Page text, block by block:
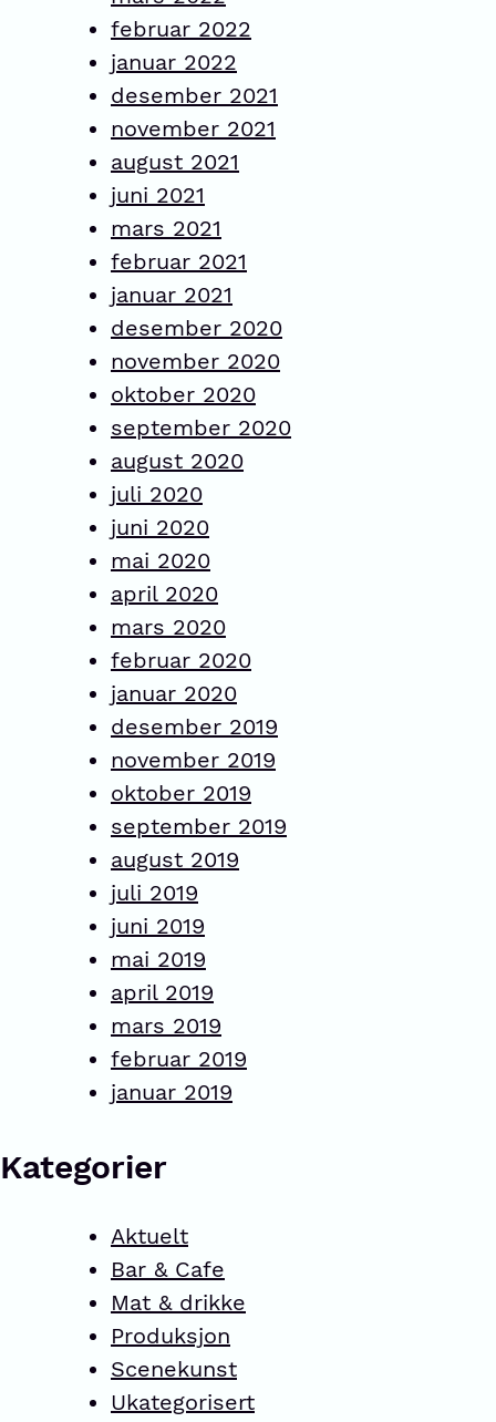
februar 2022
januar 2022
desember 2021
november 2021
august 2021
juni 2021
mars 2021
februar 2021
januar 2021
desember 2020
november 2020
oktober 2020
september 2020
august 2020
juli 2020
juni 2020
mai 2020
april 2020
mars 2020
februar 2020
januar 2020
desember 2019
november 2019
oktober 2019
september 2019
august 2019
juli 2019
juni 2019
mai 2019
april 2019
mars 2019
februar 2019
januar 2019
Kategorier
Aktuelt
Bar & Cafe
Mat & drikke
Produksjon
Scenekunst
Ukategorisert